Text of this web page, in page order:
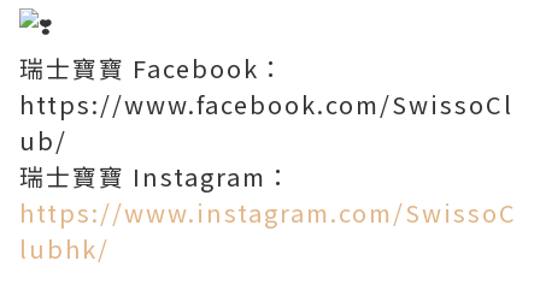
瑞士寶寶 Facebook：
https://www.facebook.com/SwissoCl
ub/
瑞士寶寶 Instagram：
https://www.instagram.com/SwissoC
lubhk/